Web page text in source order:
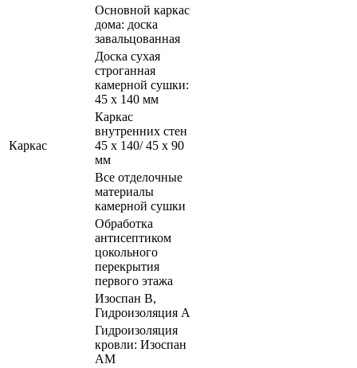
Каркас
Основной каркас
дома: доска
завальцованная
Доска сухая
строганная
камерной сушки:
45 х 140 мм
Каркас
внутренних стен
45 х 140/ 45 х 90
мм
Все отделочные
материалы
камерной сушки
Обработка
антисептиком
цокольного
перекрытия
первого этажа
Изоспан В,
Гидроизоляция А
Гидроизоляция
кровли: Изоспан
АМ